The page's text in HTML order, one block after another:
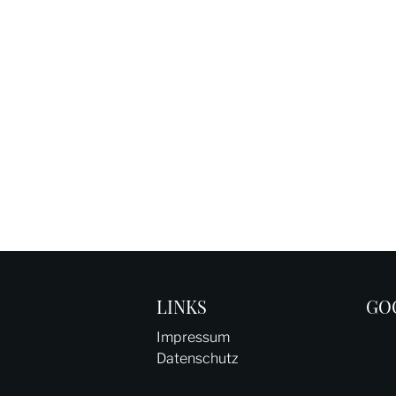
LINKS
Impressum
Datenschutz